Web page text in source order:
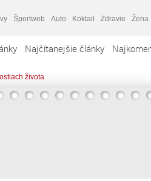
Športweb Auto Koktail Zdravie Žena
Najčítanejšie články
života